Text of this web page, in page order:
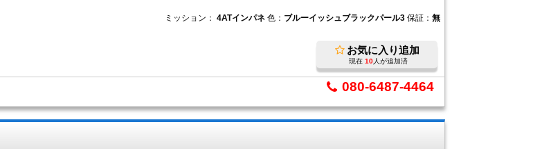
ミッション： 4ATインパネ 色： ブルーイッシュブラックパール3 保証： 無
お気に入り追加
現在 10人が追加済
080-6487-4464